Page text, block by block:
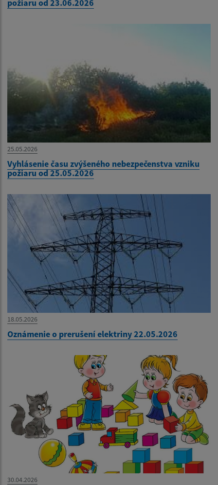
požiaru od 23.06.2026
25.05.2026
Vyhlásenie času zvýšeného nebezpečenstva vzniku
požiaru od 25.05.2026
18.05.2026
Oznámenie o prerušení elektriny 22.05.2026
30.04.2026